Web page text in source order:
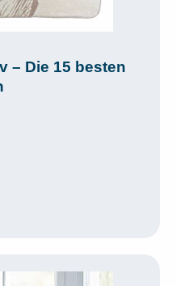
– Die 15 besten